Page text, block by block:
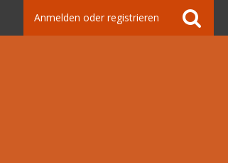
Anmelden oder registrieren